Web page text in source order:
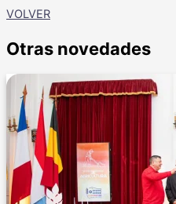
VOLVER
Otras novedades